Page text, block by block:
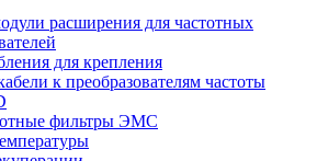
расширения для частотных
для крепления
к преобразователям частоты
фильтры ЭМС